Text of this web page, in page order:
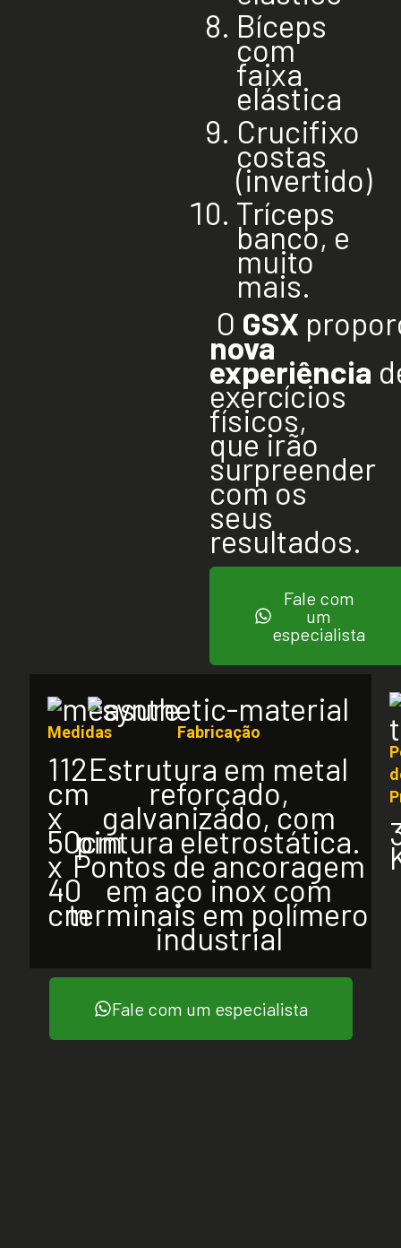
Bíceps
com
faixa
elástica
Crucifixo
costas
(invertido)
Tríceps
banco, e
muito
mais.
O GSX
nova
experiência
exercícios
físicos,
que irão
surpreender
com os
seus
resultados.
Fale com
um
especialista
Medidas
112
cm
x
50cm
x
40
cm
Fabricação
Estrutura em metal
reforçado,
galvanizado, com
pintura eletrostática.
Pontos de ancoragem
em aço inox com
terminais em polímero
industrial
Fale com um especialista